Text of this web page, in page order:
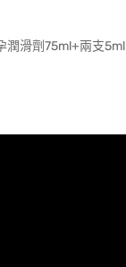
潤滑劑75ml+兩支5ml